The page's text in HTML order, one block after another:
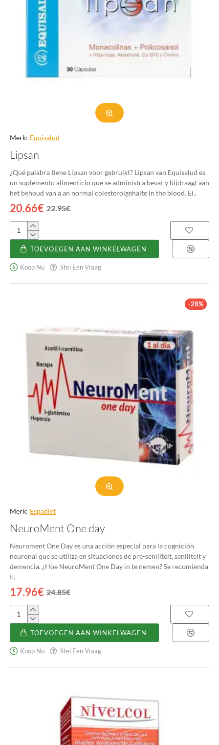
Merk: Equisalud
Lipsan
¿Qué palabra tiene Lipsan voor gebruikt? Lipsan van Equisalud es
un suplemento alimenticio que se administra bevat y bijdraagt ​​aan
het behoud van a an normal colesterolgehalte in the blood. Ei..
20.66€ 22.95€
Lipsan
TOEVOEGEN AAN WINKELWAGEN
Koop Nu Stel Een Vraag
-28%
Merk: Espadiet
NeuroMent One day
Neuroment One Day es una acción especial para la cognición
neuronal que se utiliza en situaciones de pre-seniliteit, seniliteit y
demencia. ¿Hoe NeuroMent One Day in te nemen? Se recomienda
t..
17.96€ 24.85€
NeuroMent
TOEVOEGEN AAN WINKELWAGEN
Koop Nu Stel Een Vraag